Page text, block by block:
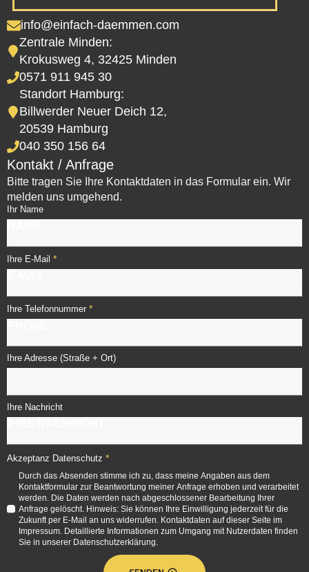
info@einfach-daemmen.com
Zentrale Minden:
Krokusweg 4, 32425 Minden
0571 911 945 30
Standort Hamburg:
Billwerder Neuer Deich 12,
20539 Hamburg
040 350 156 64
Kontakt / Anfrage
Bitte tragen Sie Ihre Kontaktdaten in das Formular ein. Wir
melden uns umgehend.
Ihr Name
Ihre E-Mail *
Ihre Telefonnummer *
Ihre Adresse (Straße + Ort)
Ihre Nachricht
Akzeptanz Datenschutz *
Durch das Absenden stimme ich zu, dass meine Angaben aus dem
Kontaktformular zur Beantwortung meiner Anfrage erhoben und verarbeitet
werden. Die Daten werden nach abgeschlossener Bearbeitung Ihrer
Anfrage gelöscht. Hinweis: Sie können Ihre Einwilligung jederzeit für die
Zukunft per E-Mail an uns widerrufen. Kontaktdaten auf dieser Seite im
Impressum. Detaillierte Informationen zum Umgang mit Nutzerdaten finden
Sie in unserer Datenschutzerklärung.